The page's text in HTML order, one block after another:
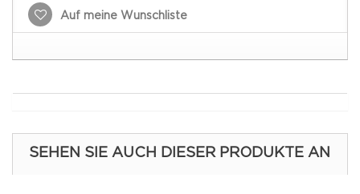
Auf meine Wunschliste
SEHEN SIE AUCH DIESER PRODUKTE AN